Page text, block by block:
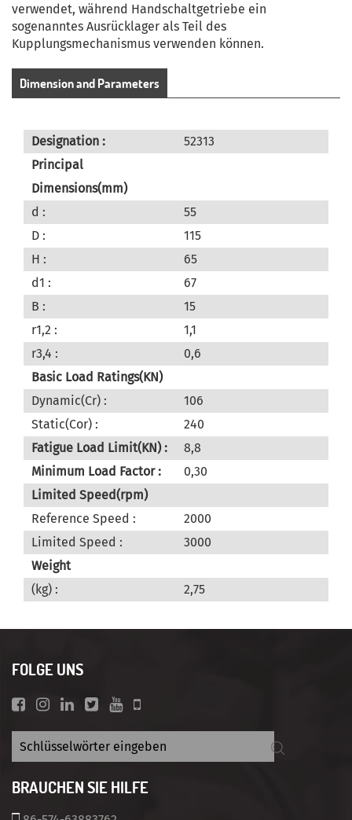
verwendet, während Handschaltgetriebe ein
sogenanntes Ausrücklager als Teil des
Kupplungsmechanismus verwenden können.
Dimension and Parameters
Designation :
52313
Principal
Dimensions(mm)
d :
55
D :
115
H :
65
d1 :
67
B :
15
r1,2 :
1,1
r3,4 :
0,6
Basic Load Ratings(KN)
Dynamic(Cr) :
106
Static(Cor) :
240
Fatigue Load Limit(KN) :
8,8
Minimum Load Factor :
0,30
Limited Speed(rpm)
Reference Speed :
2000
Limited Speed :
3000
Weight
(kg) :
2,75
FOLGE UNS
BRAUCHEN SIE HILFE